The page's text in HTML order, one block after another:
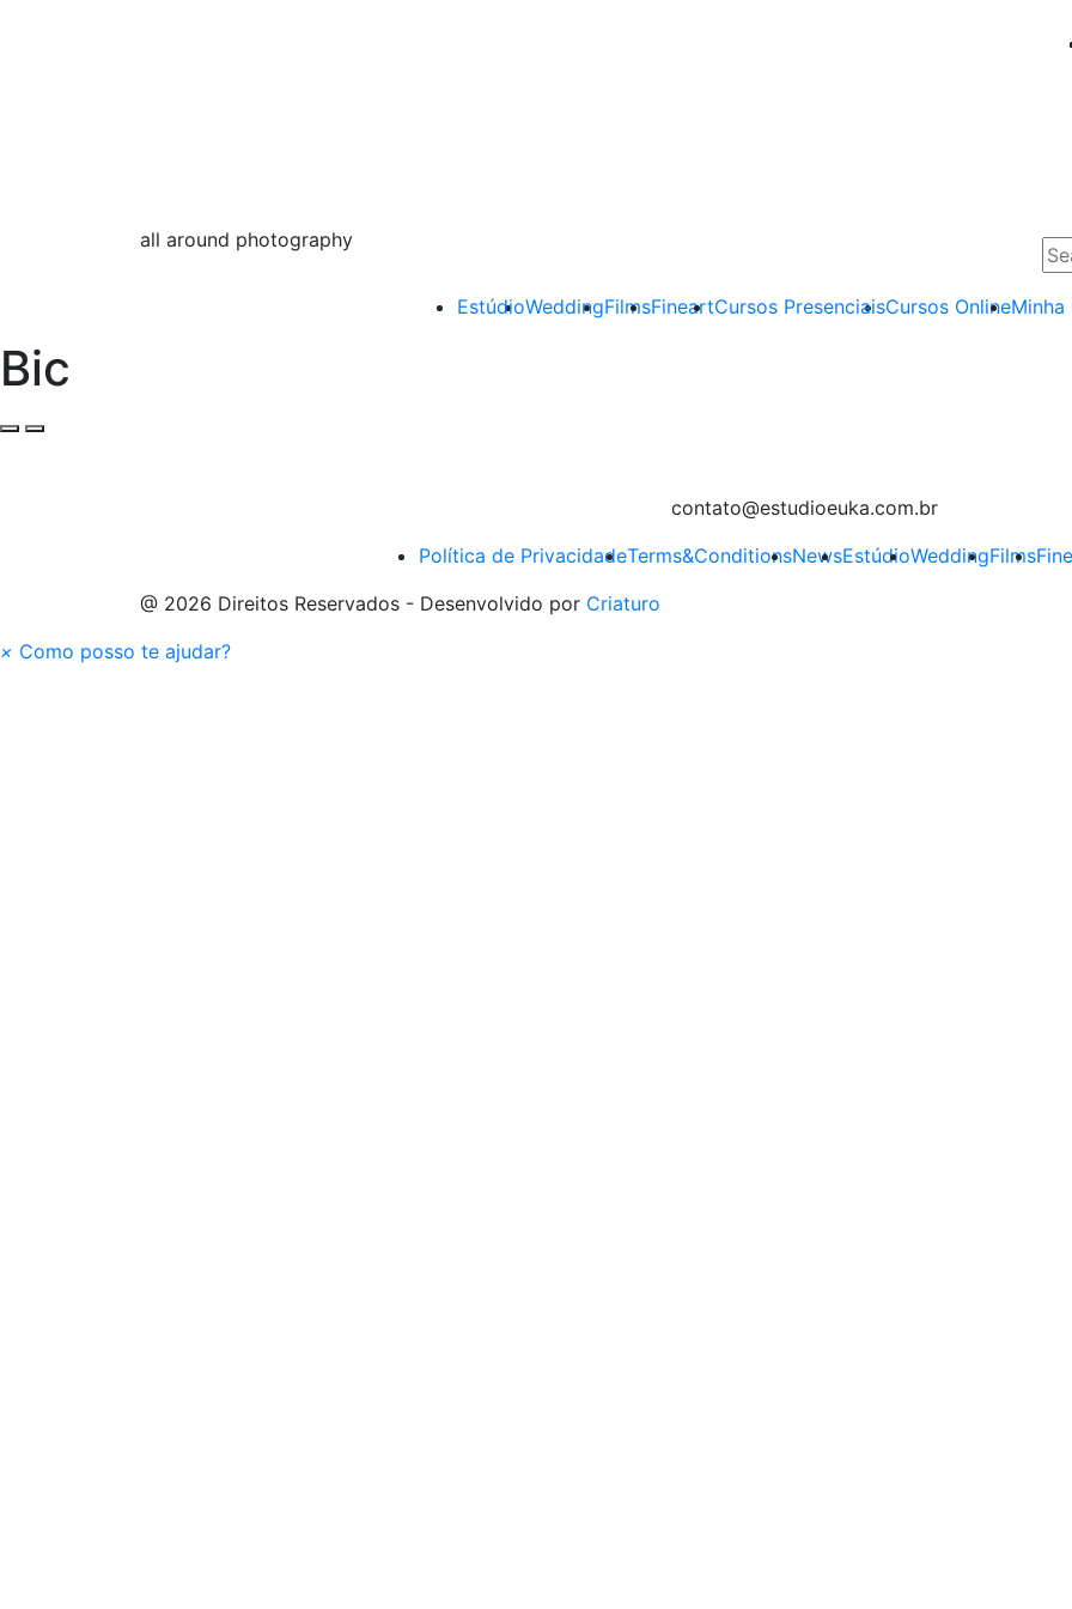
all around photography
EstúdioWeddingFilmsFineartCursos PresenciaisCursos OnlineMinha
Bic
contato@estudioeuka.com.br
Política de PrivacidadeTerms&ConditionsNewsEstúdioWeddingFilms
@ 2026 Direitos Reservados - Desenvolvido por Criaturo
× Como posso te ajudar?